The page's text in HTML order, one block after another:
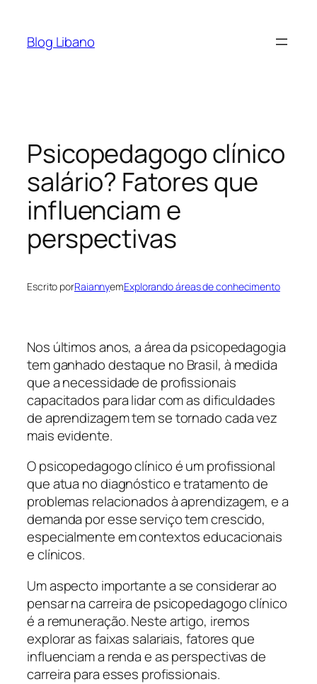
Blog Libano
Psicopedagogo clínico
salário? Fatores que
influenciam e
perspectivas
Escrito porRaiannyemExplorando áreas de conhecimento
Nos últimos anos, a área da psicopedagogia
tem ganhado destaque no Brasil, à medida
que a necessidade de profissionais
capacitados para lidar com as dificuldades
de aprendizagem tem se tornado cada vez
mais evidente.
O psicopedagogo clínico é um profissional
que atua no diagnóstico e tratamento de
problemas relacionados à aprendizagem, e a
demanda por esse serviço tem crescido,
especialmente em contextos educacionais
e clínicos.
Um aspecto importante a se considerar ao
pensar na carreira de psicopedagogo clínico
é a remuneração. Neste artigo, iremos
explorar as faixas salariais, fatores que
influenciam a renda e as perspectivas de
carreira para esses profissionais.